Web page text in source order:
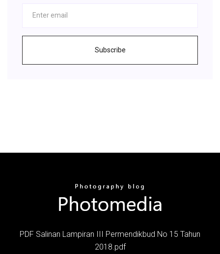
Subscribe
PDF Salinan Lampiran III Permendikbud No 15 Tahun
2018.pdf